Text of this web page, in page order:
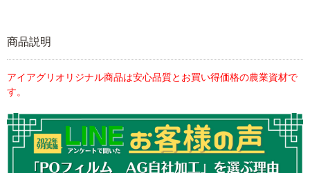
商品説明
アイアグリオリジナル商品は安心品質とお買い得価格の農業資材で
す。